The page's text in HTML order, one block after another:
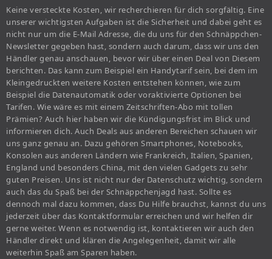
Keine versteckte Kosten, wir recherchieren für dich sorgfältig. Eine
unserer wichtigsten Aufgaben ist die Sicherheit und dabei geht es
nicht nur um die E-Mail Adresse, die du uns für den Schnäppchen-
Newsletter gegeben hast, sondern auch darum, dass wir uns den
Händler genau anschauen, bevor wir über einen Deal von Diesem
berichten. Das kann zum Beispiel ein Handytarif sein, bei dem im
Kleingedruckten weitere Kosten entstehen können, wie zum
Beispiel die Datenautomatik oder voraktivierte Optionen bei
Tarifen. Wie wäre es mit einem Zeitschriften-Abo mit tollen
Prämien? Auch hier haben wir die Kündigungsfrist im Blick und
informieren dich. Auch Deals aus anderen Bereichen schauen wir
uns ganz genau an. Dazu gehören Smartphones, Notebooks,
Konsolen aus anderen Ländern wie Frankreich, Italien, Spanien,
England und besonders China, mit den vielen Gadgets zu sehr
guten Preisen. Uns ist nicht nur der Datenschutz wichtig, sondern
auch das du Spaß bei der Schnäppchenjagd hast. Sollte es
dennoch mal dazu kommen, dass Du Hilfe brauchst, kannst du uns
jederzeit über das Kontaktformular erreichen und wir helfen dir
gerne weiter. Wenn es notwendig ist, kontaktieren wir auch den
Händler direkt und klären die Angelegenheit, damit wir alle
weiterhin Spaß am Sparen haben.